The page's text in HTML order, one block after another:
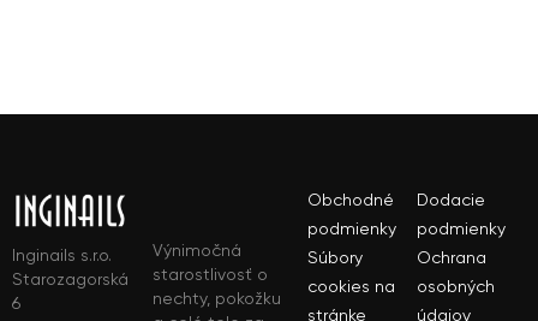
Inginails s.r.o.
Starozagorská
6
Výnimočná
starostlivosť o
nechty, pokožku
Obchodné
podmienky
Dodacie
podmienky
Súbory
cookies na
stránke
Ochrana
osobných
údajov